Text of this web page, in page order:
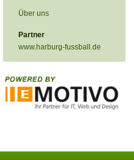
Über uns
Partner
www.harburg-fussball.de